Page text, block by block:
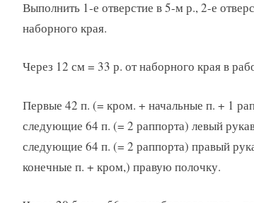
Выполнить 1-е отверстие в 5-м р., 2-е
наборного края.
Через 12 см = 33 р. от наборного края в
Первые 42 п. (= кром. + начальные п. + 1
следующие 64 п. (= 2 раппорта) левый
следующие 64 п. (= 2 раппорта) правый
конечные п. + кром,) правую полочку.